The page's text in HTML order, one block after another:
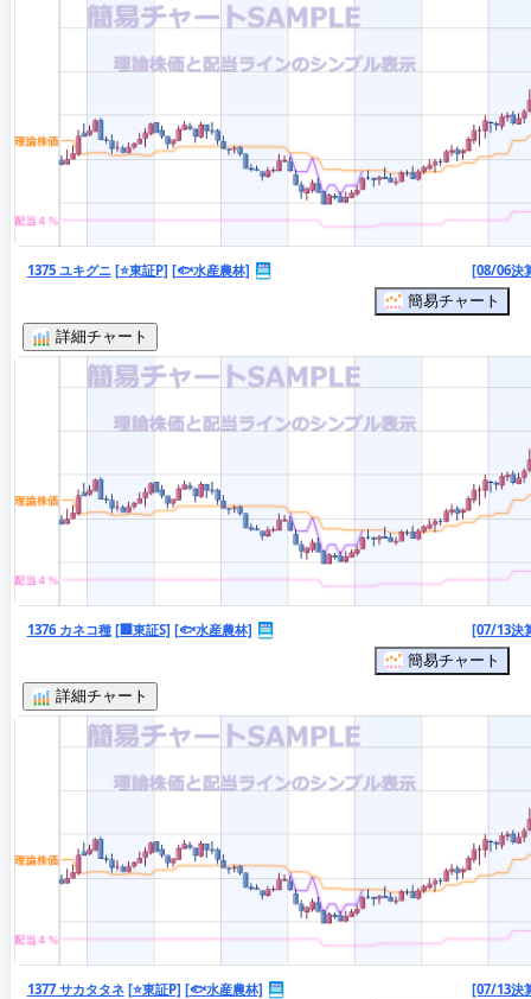
1375 ユキグニ [⭐東証P] [🐟水産農林]
[08/06決
簡易チャート
詳細チャート
1376 カネコ種 [🏢東証S] [🐟水産農林]
[07/13決
簡易チャート
詳細チャート
1377 サカタタネ [⭐東証P] [🐟水産農林]
[07/13決